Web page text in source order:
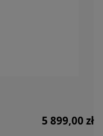
5 899,00 zł